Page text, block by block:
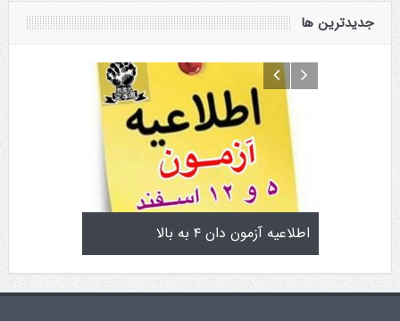
جدیدترین ها
اطلاعیه آزمون دان ۴ تولد کایچو سن سی گوگن یاماگوچی